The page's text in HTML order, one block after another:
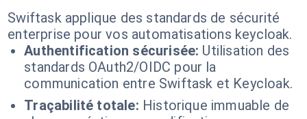
Swiftask applique des standards de sécurité
enterprise pour vos automatisations keycloak.
Authentification sécurisée: Utilisation des
standards OAuth2/OIDC pour la
communication entre Swiftask et Keycloak.
Traçabilité totale: Historique immuable de